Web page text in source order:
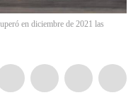
en diciembre de 2021 las